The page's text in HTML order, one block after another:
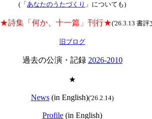
(「 あなたのうたづくり 」についても)
★詩集「何か、十一篇」刊行★('26.3.13 書評
旧ブログ
過去の公演・記録 2026-2010
★
News (in English)('26.2.14)
Profile (in English)